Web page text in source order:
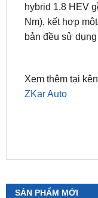
bản đều sử
SẢN PHẨM MỚI